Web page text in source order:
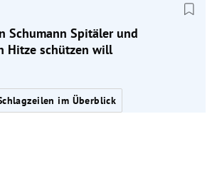
Schumann Spitäler und
Hitze schützen will
im Überblick